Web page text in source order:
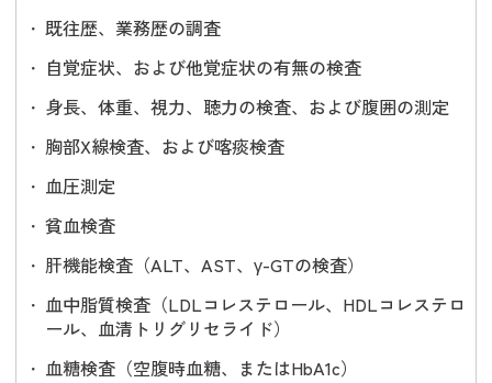
既往歴、業務歴の調査
自覚症状、および他覚症状の有無の検査
身長、体重、視力、聴力の検査、および腹囲の測定
胸部X線検査、および喀痰検査
血圧測定
貧血検査
肝機能検査（ALT、AST、γ-GTの検査）
血中脂質検査（LDLコレステロール、HDLコレステロ
ール、血清トリグリセライド）
血糖検査（空腹時血糖、またはHbA1c）